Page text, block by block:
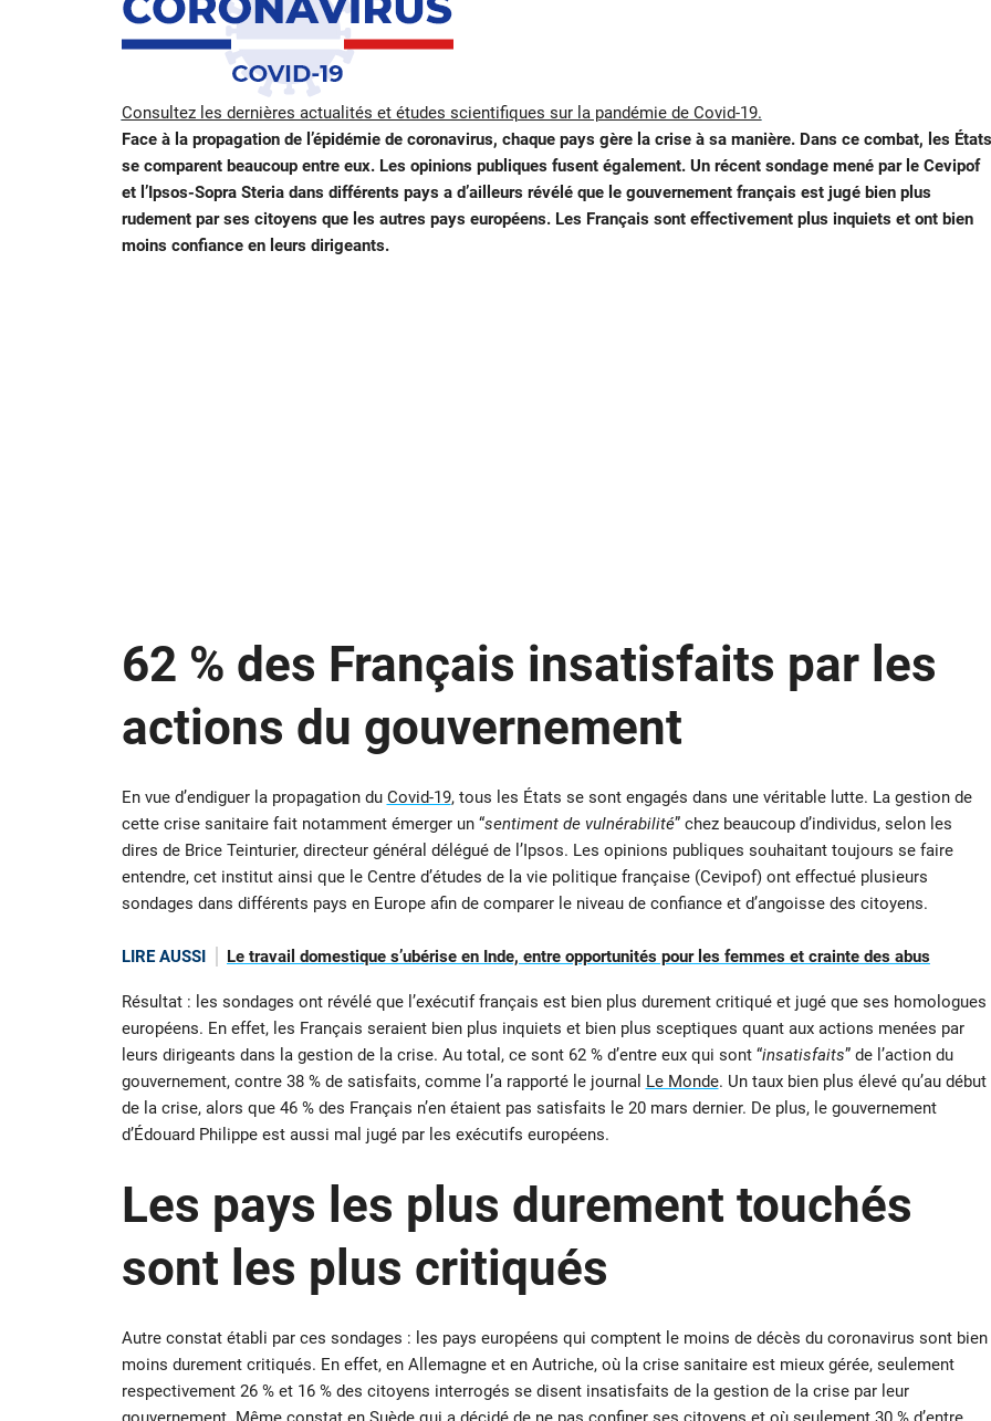
Consultez les dernières actualités et études scientifiques sur la pandémie de Covid-19.
Face à la propagation de l’épidémie de coronavirus, chaque pays gère la crise à sa manière. Dans ce combat, les États
se comparent beaucoup entre eux. Les opinions publiques fusent également. Un récent sondage mené par le Cevipof
et l’Ipsos-Sopra Steria dans différents pays a d’ailleurs révélé que le gouvernement français est jugé bien plus
rudement par ses citoyens que les autres pays européens. Les Français sont effectivement plus inquiets et ont bien
moins confiance en leurs dirigeants.
62 % des Français insatisfaits par les
actions du gouvernement
En vue d’endiguer la propagation du Covid-19, tous les États se sont engagés dans une véritable lutte. La gestion de
cette crise sanitaire fait notamment émerger un “sentiment de vulnérabilité” chez beaucoup d’individus, selon les
dires de Brice Teinturier, directeur général délégué de l’Ipsos. Les opinions publiques souhaitant toujours se faire
entendre, cet institut ainsi que le Centre d’études de la vie politique française (Cevipof) ont effectué plusieurs
sondages dans différents pays en Europe afin de comparer le niveau de confiance et d’angoisse des citoyens.
LIRE AUSSI Le travail domestique s’ubérise en Inde, entre opportunités pour les femmes et crainte des abus
Résultat : les sondages ont révélé que l’exécutif français est bien plus durement critiqué et jugé que ses homologues
européens. En effet, les Français seraient bien plus inquiets et bien plus sceptiques quant aux actions menées par
leurs dirigeants dans la gestion de la crise. Au total, ce sont 62 % d’entre eux qui sont “insatisfaits” de l’action du
gouvernement, contre 38 % de satisfaits, comme l’a rapporté le journal Le Monde. Un taux bien plus élevé qu’au début
de la crise, alors que 46 % des Français n’en étaient pas satisfaits le 20 mars dernier. De plus, le gouvernement
d’Édouard Philippe est aussi mal jugé par les exécutifs européens.
Les pays les plus durement touchés
sont les plus critiqués
Autre constat établi par ces sondages : les pays européens qui comptent le moins de décès du coronavirus sont bien
moins durement critiqués. En effet, en Allemagne et en Autriche, où la crise sanitaire est mieux gérée, seulement
respectivement 26 % et 16 % des citoyens interrogés se disent insatisfaits de la gestion de la crise par leur